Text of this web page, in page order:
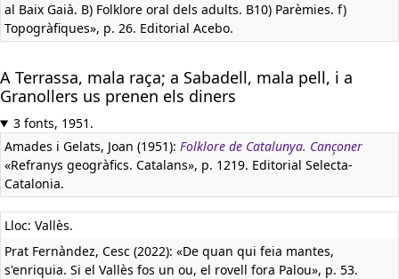
al Baix Gaià. B) Folklore oral dels adults. B10) Parèmies. f)
Topogràfiques», p. 26. Editorial Acebo.
A Terrassa, mala raça; a Sabadell, mala pell, i a
Granollers us prenen els diners
3 fonts, 1951.
Amades i Gelats, Joan (1951): Folklore de Catalunya. Cançoner
«Refranys geogràfics. Catalans», p. 1219. Editorial Selecta-
Catalonia.
Lloc: Vallès.
Prat Fernàndez, Cesc (2022): «De quan qui feia mantes,
s'enriquia. Si el Vallès fos un ou, el rovell fora Palou», p. 53.